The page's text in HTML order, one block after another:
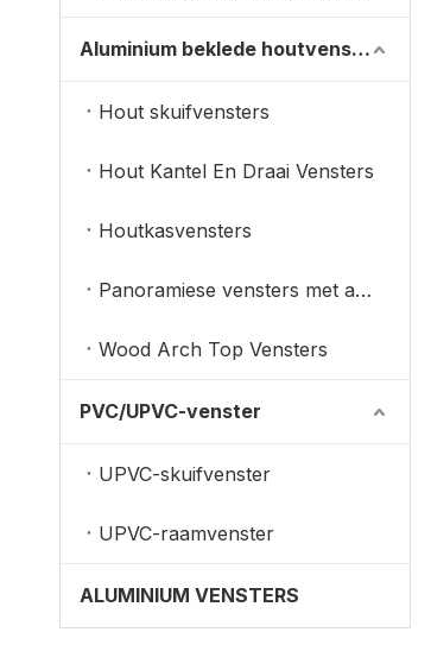
Aluminium beklede houtvensters
Hout skuifvensters
Hout Kantel En Draai Vensters
Houtkasvensters
Panoramiese vensters met aluminium beklede hout
Wood Arch Top Vensters
PVC/UPVC-venster
UPVC-skuifvenster
UPVC-raamvenster
ALUMINIUM VENSTERS